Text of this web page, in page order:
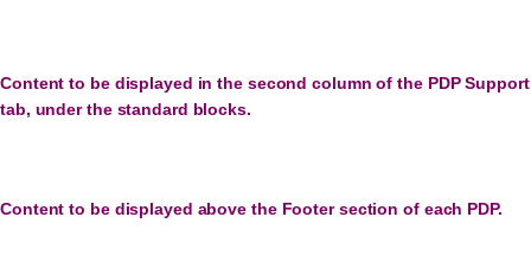
Content to be displayed in the second column of the PDP Support
tab, under the standard blocks.
Content to be displayed above the Footer section of each PDP.